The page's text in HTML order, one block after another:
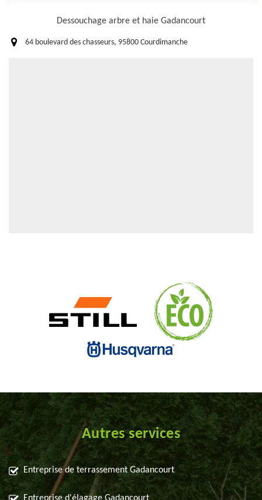
Dessouchage arbre et haie Gadancourt
64 boulevard des chasseurs, 95800 Courdimanche
Autres services
Entreprise de terrassement Gadancourt